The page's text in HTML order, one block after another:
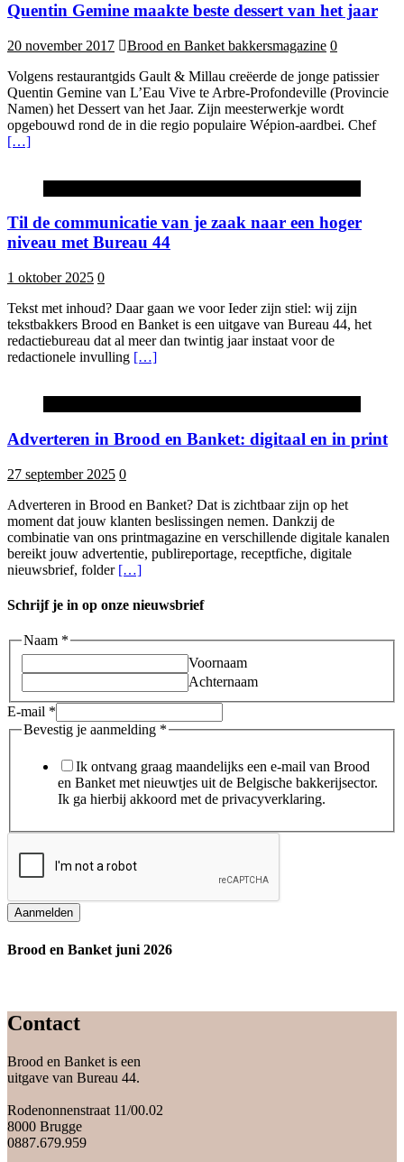
Quentin Gemine maakte beste dessert van het jaar
20 november 2017 Brood en Banket bakkersmagazine 0
Volgens restaurantgids Gault & Millau creëerde de jonge patissier
Quentin Gemine van L’Eau Vive te Arbre-Profondeville (Provincie
Namen) het Dessert van het Jaar. Zijn meesterwerkje wordt
opgebouwd rond de in die regio populaire Wépion-aardbei. Chef
[…]
Til de communicatie van je zaak naar een hoger
niveau met Bureau 44
1 oktober 2025 0
Tekst met inhoud? Daar gaan we voor Ieder zijn stiel: wij zijn
tekstbakkers Brood en Banket is een uitgave van Bureau 44, het
redactiebureau dat al meer dan twintig jaar instaat voor de
redactionele invulling […]
Adverteren in Brood en Banket: digitaal en in print
27 september 2025 0
Adverteren in Brood en Banket? Dat is zichtbaar zijn op het
moment dat jouw klanten beslissingen nemen. Dankzij de
combinatie van ons printmagazine en verschillende digitale kanalen
bereikt jouw advertentie, publireportage, receptfiche, digitale
nieuwsbrief, folder […]
Schrijf je in op onze nieuwsbrief
Naam *
Voornaam
Achternaam
E-mail *
Bevestig je aanmelding *
Ik ontvang graag maandelijks een e-mail van Brood
en Banket met nieuwtjes uit de Belgische bakkerijsector.
Ik ga hierbij akkoord met de privacyverklaring.
Aanmelden
Brood en Banket juni 2026
Contact
Brood en Banket is een
uitgave van Bureau 44.
Rodenonnenstraat 11/00.02
8000 Brugge
0887.679.959